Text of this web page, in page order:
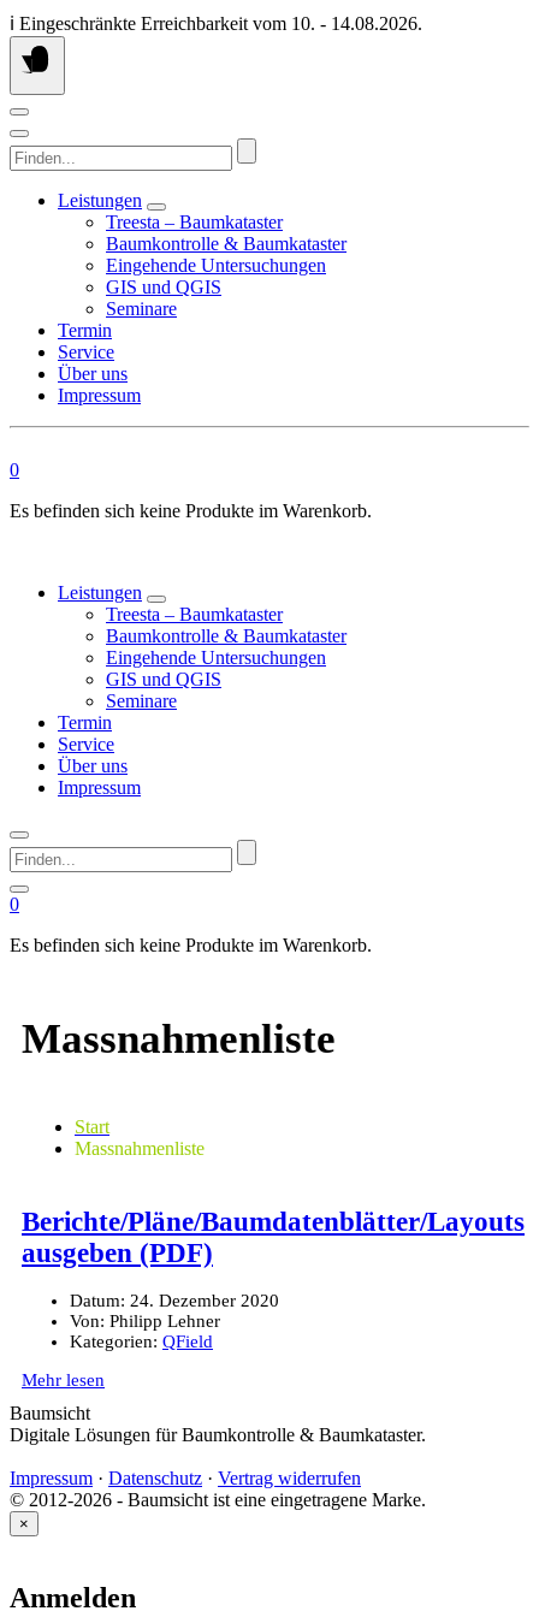
Springen
Sie
zum
ℹ️ Eingeschränkte Erreichbarkeit vom 10. - 14.08.2026.
Finden...
Leistungen
Treesta – Baumkataster
Baumkontrolle & Baumkataster
Eingehende Untersuchungen
GIS und QGIS
Seminare
Termin
Service
Über uns
Impressum
0
Es befinden sich keine Produkte im Warenkorb.
Leistungen
Treesta – Baumkataster
Baumkontrolle & Baumkataster
Eingehende Untersuchungen
GIS und QGIS
Seminare
Termin
Service
Über uns
Impressum
Finden...
0
Es befinden sich keine Produkte im Warenkorb.
Massnahmenliste
Start
Massnahmenliste
Berichte/Pläne/Baumdatenblätter/Layouts
ausgeben (PDF)
Datum: 24. Dezember 2020
Von: Philipp Lehner
Kategorien: QField
Mehr lesen
Baumsicht
Digitale Lösungen für Baumkontrolle & Baumkataster.
Impressum · Datenschutz · Vertrag widerrufen
© 2012-2026 - Baumsicht ist eine eingetragene Marke.
×
Anmelden